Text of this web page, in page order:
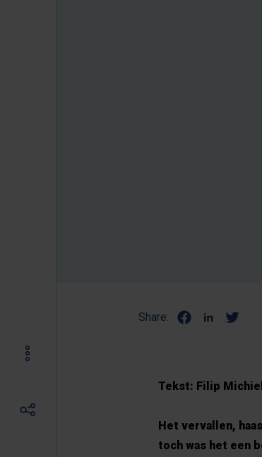
Share:
Tekst: Filip
Het vervallen,
toch was het een